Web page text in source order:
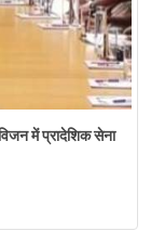
में प्रादेशिक सेना